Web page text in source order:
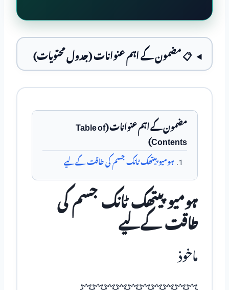
📋 مضمون کے اہم عنوانات (جدول محتویات)
مضمون کے اہم عنوانات (Table of
Contents)
ہومیو پیتھک ٹانک جسم کی طاقت کےلیے
ہومیو پیتھک ٹانک جسم کی
طاقت کےلیے
ماخوذ